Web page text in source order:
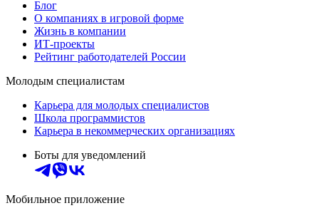
Блог
О компаниях в игровой форме
Жизнь в компании
ИТ-проекты
Рейтинг работодателей России
Молодым специалистам
Карьера для молодых специалистов
Школа программистов
Карьера в некоммерческих организациях
Боты для уведомлений
Мобильное приложение